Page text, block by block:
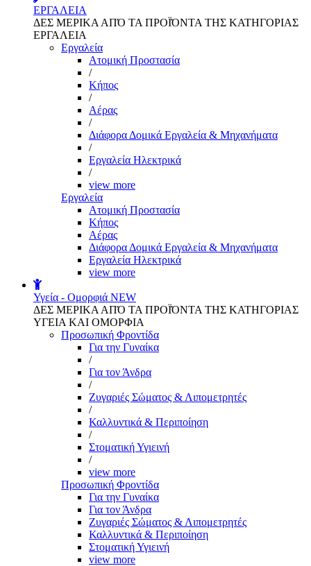
ΕΡΓΑΛΕΙΑ
ΔΕΣ ΜΕΡΙΚΑ ΑΠΌ ΤΑ ΠΡΟΪΌΝΤΑ ΤΗΣ ΚΑΤΗΓΟΡΙΑΣ
ΕΡΓΑΛΕΙΑ
Εργαλεία
Aτομική Προστασία
/
Kήπος
/
Αέρας
/
Διάφορα Δομικά Εργαλεία & Μηχανήματα
/
Εργαλεία Ηλεκτρικά
/
view more
Εργαλεία
Aτομική Προστασία
Kήπος
Αέρας
Διάφορα Δομικά Εργαλεία & Μηχανήματα
Εργαλεία Ηλεκτρικά
view more
Υγεία - Ομορφιά NEW
ΔΕΣ ΜΕΡΙΚΑ ΑΠΌ ΤΑ ΠΡΟΪΌΝΤΑ ΤΗΣ ΚΑΤΗΓΟΡΙΑΣ
ΥΓΕΙΑ ΚΑΙ ΟΜΟΡΦΙΑ
Προσωπική Φροντίδα
Για την Γυναίκα
/
Για τον Άνδρα
/
Ζυγαριές Σώματος & Λιπομετρητές
/
Καλλυντικά & Περιποίηση
/
Στοματική Υγιεινή
/
view more
Προσωπική Φροντίδα
Για την Γυναίκα
Για τον Άνδρα
Ζυγαριές Σώματος & Λιπομετρητές
Καλλυντικά & Περιποίηση
Στοματική Υγιεινή
view more